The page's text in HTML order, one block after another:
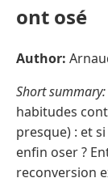
ont osé
Author:
Short summary:
habitudes
presque) : et
enfin oser ?
reconversion